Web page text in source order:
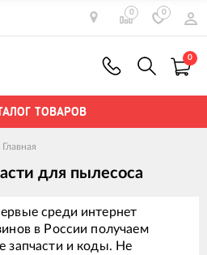
0 0
0
ТОВАРОВ
Главная
для пылесоса
среди интернет
в России получаем
запчасти и коды. Не